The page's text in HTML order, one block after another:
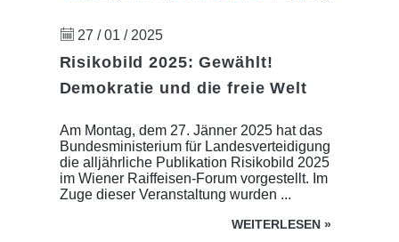
27 / 01 / 2025
Risikobild 2025: Gewählt!
Demokratie und die freie Welt
Am Montag, dem 27. Jänner 2025 hat das
Bundesministerium für Landesverteidigung
die alljährliche Publikation Risikobild 2025
im Wiener Raiffeisen-Forum vorgestellt. Im
Zuge dieser Veranstaltung wurden ...
WEITERLESEN »